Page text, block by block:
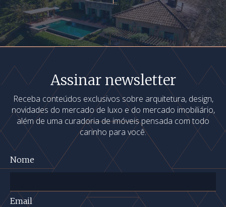
Assinar newsletter
Receba conteúdos exclusivos sobre arquitetura, design,
novidades do mercado de luxo e do mercado imobiliário,
além de uma curadoria de imóveis pensada com todo
carinho para você.
Nome
Email